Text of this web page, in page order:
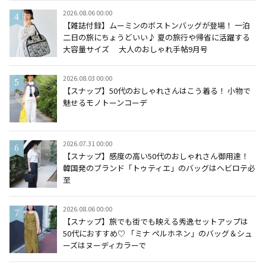
2026.08.06 00:00
【雑誌付録】ムーミンのボストンバッグが登場！ 一泊
二日の旅にちょうどいい♪ 夏の旅行や帰省に活躍する
大容量サイズ 大人のおしゃれ手帖9月号
2026.08.03 00:00
【スナップ】50代のおしゃれさんはこう着る！ 小物で
魅せるモノトーンコーデ
2026.07.31 00:00
【スナップ】感度の高い50代のおしゃれさん御用達！
韓国発のブランド「トゥティエ」のバッグはヘビロテ必
至
2026.08.06 00:00
【スナップ】旅でも街でも映える秀逸セットアップは
50代におすすめ♡ 「ミナ ペルホネン」のバッグ＆シュ
ーズはヌーディカラーで